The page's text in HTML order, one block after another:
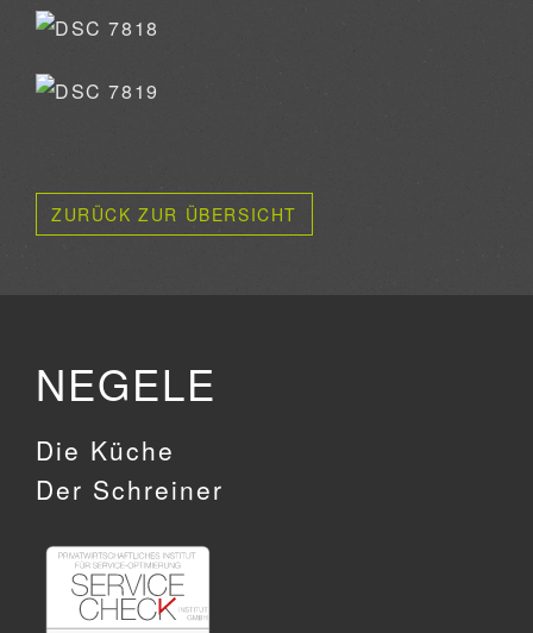
ZURÜCK ZUR ÜBERSICHT
NEGELE
Die Küche
Der Schreiner